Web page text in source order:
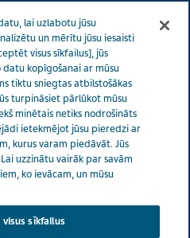
īstais Tu
lai uzlabotu jūsu
un mērītu jūsu iesaisti
visus sīkfailus], jūs
kopīgošanai ar mūsu
tiktu sniegtas atbilstošākas
turpināsiet pārlūkot mūsu
minētais netiks nodrošināts
ietekmējot jūsu pieredzi ar
kurus varam piedāvāt. Jūs
uzzinātu vairāk par savām
ko ievācam, un mūsu
sīkfailus